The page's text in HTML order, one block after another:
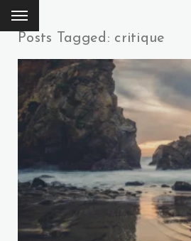
Posts Tagged: critique